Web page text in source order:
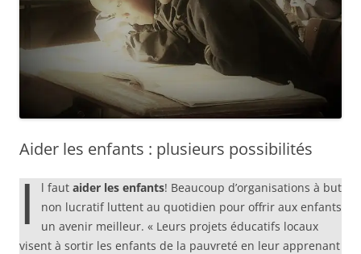
Aider les enfants : plusieurs possibilités
I l faut aider les enfants! Beaucoup d’organisations à but
non lucratif luttent au quotidien pour offrir aux enfants
un avenir meilleur. « Leurs projets éducatifs locaux
visent à sortir les enfants de la pauvreté en leur apprenant